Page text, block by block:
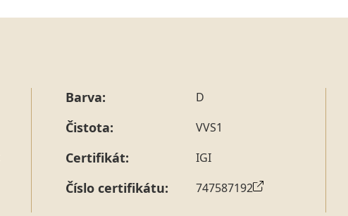
Barva: D
Čistota: VVS1
Certifikát: IGI
Číslo certifikátu: 747587192